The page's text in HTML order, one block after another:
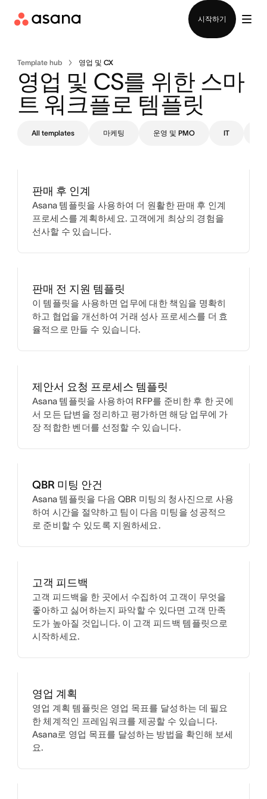
시작하기
Template hub 영업 및 CX
영업 및 CS를 위한 스마
트 워크플로 템플릿
All templates 마케팅 운영 및 PMO IT
판매 후 인계
Asana 템플릿을 사용하여 더 원활한 판매 후 인계
프로세스를 계획하세요. 고객에게 최상의 경험을
선사할 수 있습니다.
판매 전 지원 템플릿
이 템플릿을 사용하면 업무에 대한 책임을 명확히
하고 협업을 개선하여 거래 성사 프로세스를 더 효
율적으로 만들 수 있습니다.
제안서 요청 프로세스 템플릿
Asana 템플릿을 사용하여 RFP를 준비한 후 한 곳에
서 모든 답변을 정리하고 평가하면 해당 업무에 가
장 적합한 벤더를 선정할 수 있습니다.
QBR 미팅 안건
Asana 템플릿을 다음 QBR 미팅의 청사진으로 사용
하여 시간을 절약하고 팀이 다음 미팅을 성공적으
로 준비할 수 있도록 지원하세요.
고객 피드백
고객 피드백을 한 곳에서 수집하여 고객이 무엇을
좋아하고 싫어하는지 파악할 수 있다면 고객 만족
도가 높아질 것입니다. 이 고객 피드백 템플릿으로
시작하세요.
영업 계획
영업 계획 템플릿은 영업 목표를 달성하는 데 필요
한 체계적인 프레임워크를 제공할 수 있습니다.
Asana로 영업 목표를 달성하는 방법을 확인해 보세
요.